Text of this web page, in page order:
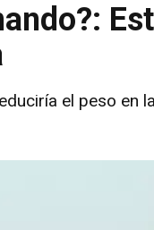
el peso en